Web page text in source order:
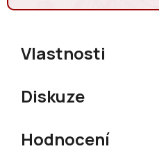
Měrná cena:
Vlastnosti
Diskuze
Hodnocení